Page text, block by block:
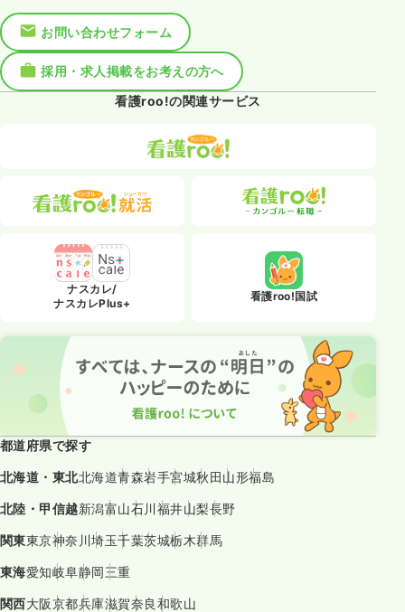
お問い合わせフォーム
採用・求人掲載をお考えの方へ
看護roo!の関連サービス
ナスカレ/
ナスカレPlus+
看護roo!国試
都道府県で探す
北海道・東北北海道青森岩手宮城秋田山形福島
北陸・甲信越新潟富山石川福井山梨長野
関東東京神奈川埼玉千葉茨城栃木群馬
東海愛知岐阜静岡三重
関西大阪京都兵庫滋賀奈良和歌山